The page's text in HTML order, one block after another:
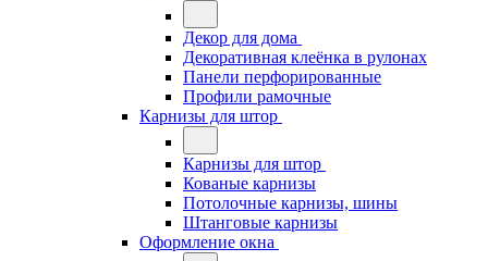
Декор для дома
Декоративная клеёнка в рулонах
Панели перфорированные
Профили рамочные
Карнизы для штор
Карнизы для штор
Кованые карнизы
Потолочные карнизы, шины
Штанговые карнизы
Оформление окна